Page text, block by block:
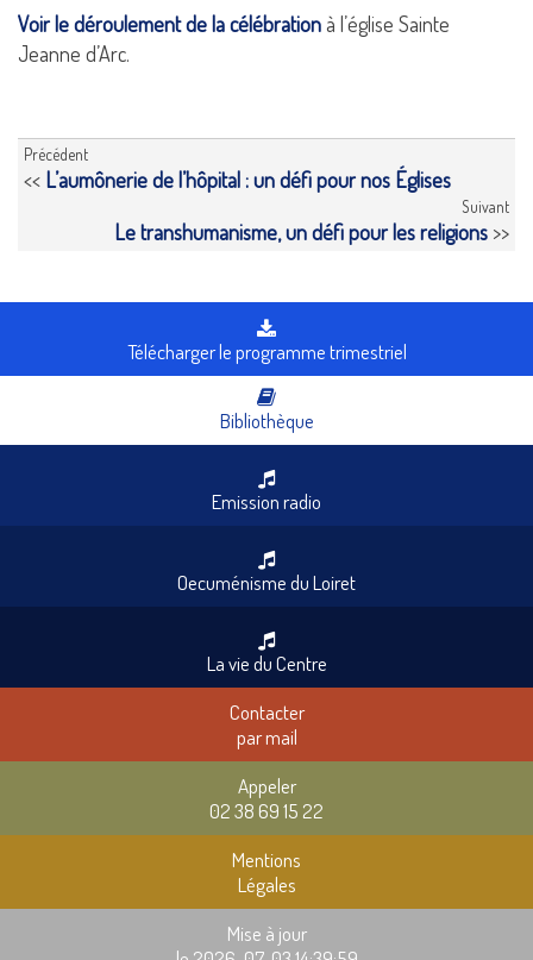
Voir le déroulement de la célébrationà l’église Sainte
Jeanne d’Arc.
Précédent
<< L’aumônerie de l’hôpital : un défi pour nos Églises
Suivant
Le transhumanisme, un défi pour les religions >>
Télécharger le programme trimestriel
Bibliothèque
Emission radio
Oecuménisme du Loiret
La vie du Centre
Contacter
par mail
Appeler
02 38 69 15 22
Mentions
Légales
Mise à jour